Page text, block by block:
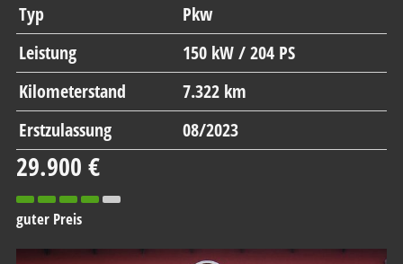
Typ
Pkw
Leistung
150 kW / 204 PS
Kilometerstand
7.322 km
Erstzulassung
08/2023
29.900 €
guter Preis